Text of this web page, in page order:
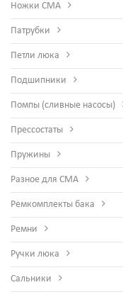
Ножки СМА
Патрубки
Петли люка
Подшипники
Помпы (сливные насосы)
Прессостаты
Пружины
Разное для СМА
Ремкомплекты бака
Ремни
Ручки люка
Сальники